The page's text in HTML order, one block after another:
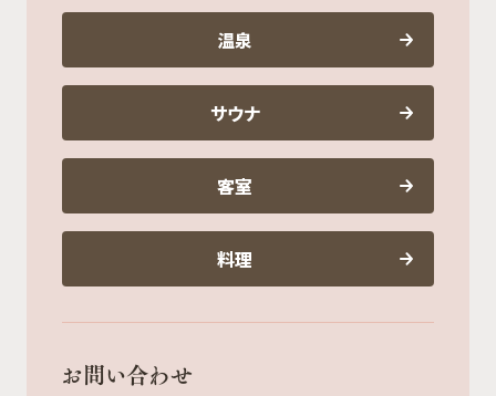
温泉
サウナ
客室
料理
お問い合わせ